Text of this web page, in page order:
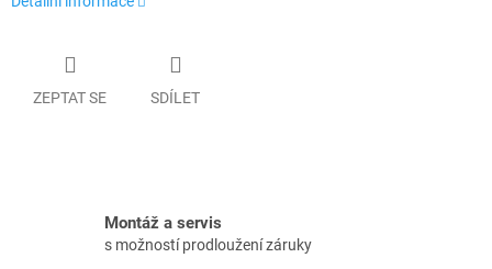
ZEPTAT SE SDÍLET
Montáž a servis
s možností prodloužení záruky